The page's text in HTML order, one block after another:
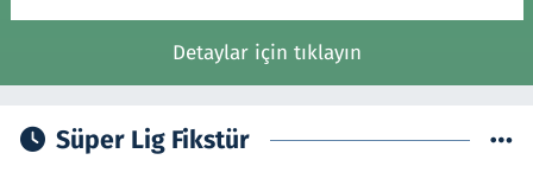
Detaylar için tıklayın
Süper Lig Fikstür